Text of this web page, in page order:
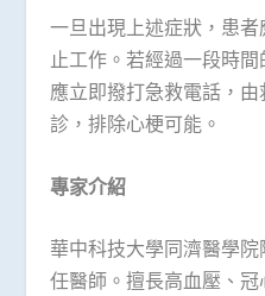
一旦出現上述症狀，患
止工作。若經過一段時
應立即撥打急救電話，
診，排除心梗可能。
專家介紹
華中科技大學同濟醫學
任醫師。擅長高血壓、